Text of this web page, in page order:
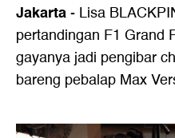
Jakarta- Lisa
pertandingan F1 Grand
gayanya jadi pengibar
bareng pebalap Max